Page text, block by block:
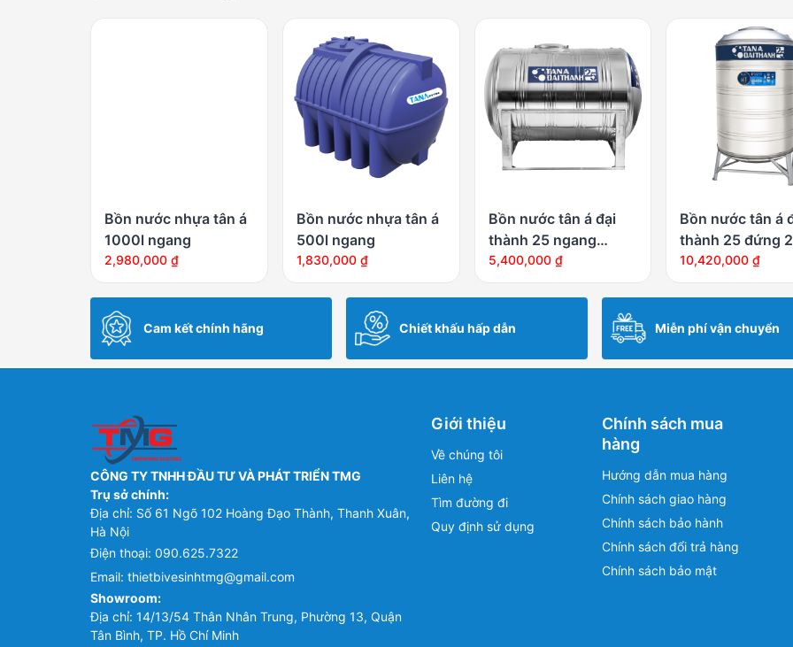
Bồn nước nhựa tân á
1000l ngang
2,980,000 ₫
Bồn nước nhựa tân á
500l ngang
1,830,000 ₫
Bồn nước tân á đại
thành 25 ngang
1000L
5,400,000 ₫
Bồn nước tân á
thành 25 đứng
10,420,000₫
Cam kết chính hãng Chiết khấu hấp dẫn Miễn phí vận chuyển
CÔNG TY TNHH ĐẦU TƯ VÀ PHÁT TRIỂN TMG
Trụ sở chính:
Địa chỉ: Số 61 Ngõ 102 Hoàng Đạo Thành, Thanh Xuân,
Hà Nội
Điện thoại: 090.625.7322
Email: thietbivesinhtmg@gmail.com
Showroom:
Địa chỉ: 14/13/54 Thân Nhân Trung, Phường 13, Quận
Tân Bình, TP. Hồ Chí Minh
Giới thiệu
Về chúng tôi
Liên hệ
Tìm đường đi
Quy định sử dụng
Chính sách mua
hàng
Hướng dẫn mua hàng
Chính sách giao hàng
Chính sách bảo hành
Chính sách đổi trả hàng
Chính sách bảo mật